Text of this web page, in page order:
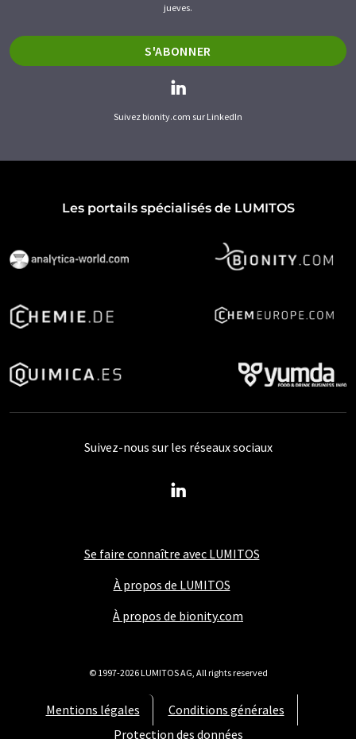
jueves.
S'ABONNER
Suivez bionity.com sur LinkedIn
Les portails spécialisés de LUMITOS
Se faire connaître avec LUMITOS
À propos de LUMITOS
À propos de bionity.com
Mentions légales
Conditions générales
Protection des données
Suivez-nous sur les réseaux sociaux
© 1997-2026 LUMITOS AG, All rights reserved